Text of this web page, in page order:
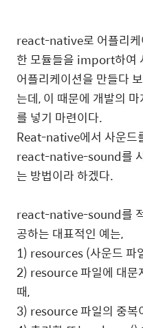
react-native로 어플리케
한 모듈들을 import하여
어플리케이션을 만들다
는데, 이 때문에 개발의
를 넣기 마련이다.
Reat-native에서 사운드
react-native-sound를
는 방법이라 하겠다.
react-native-sound를
공하는 대표적인 예는,
1) resources (사운드 파
2) resource 파일에 대문
때,
3) resource 파일의 중복